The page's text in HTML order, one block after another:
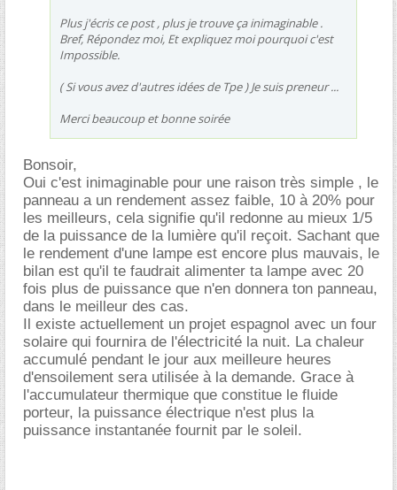
Plus j'écris ce post , plus je trouve ça inimaginable .
Bref, Répondez moi, Et expliquez moi pourquoi c'est
Impossible.
( Si vous avez d'autres idées de Tpe ) Je suis preneur ...
Merci beaucoup et bonne soirée
Bonsoir,
Oui c'est inimaginable pour une raison très simple , le
panneau a un rendement assez faible, 10 à 20% pour
les meilleurs, cela signifie qu'il redonne au mieux 1/5
de la puissance de la lumière qu'il reçoit. Sachant que
le rendement d'une lampe est encore plus mauvais, le
bilan est qu'il te faudrait alimenter ta lampe avec 20
fois plus de puissance que n'en donnera ton panneau,
dans le meilleur des cas.
Il existe actuellement un projet espagnol avec un four
solaire qui fournira de l'électricité la nuit. La chaleur
accumulé pendant le jour aux meilleure heures
d'ensoilement sera utilisée à la demande. Grace à
l'accumulateur thermique que constitue le fluide
porteur, la puissance électrique n'est plus la
puissance instantanée fournit par le soleil.